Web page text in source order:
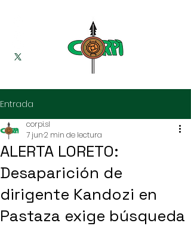
Entrada
ALERTA LORETO:
Desaparición de
dirigente Kandozi en
Pastaza exige búsqueda
corpi.sl
7 jun2 min de lectura